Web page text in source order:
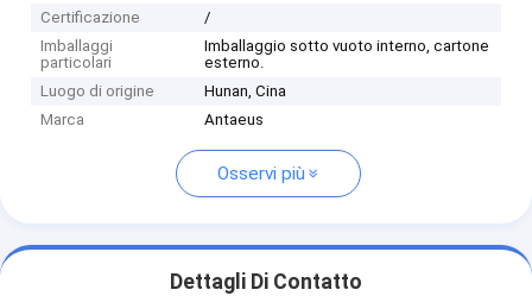
Certificazione
/
Imballaggi
particolari
Imballaggio sotto vuoto interno, cartone
esterno.
Luogo di origine
Hunan, Cina
Marca
Antaeus
Osservi più
Dettagli Di Contatto